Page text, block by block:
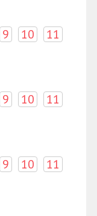
9 10
11
9 10
11
9 10
11